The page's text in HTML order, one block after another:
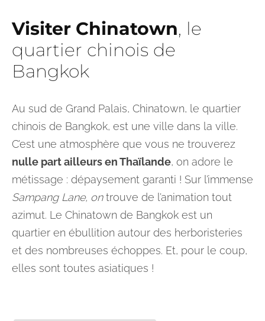
Visiter Chinatown, le
quartier chinois de
Bangkok
Au sud de Grand Palais, Chinatown, le quartier
chinois de Bangkok, est une ville dans la ville.
C’est une atmosphère que vous ne trouverez
nulle part ailleurs en Thaïlande, on adore le
métissage : dépaysement garanti ! Sur l’immense
Sampang Lane, ontrouve de l’animation tout
azimut. Le Chinatown de Bangkok est un
quartier en ébullition autour des herboristeries
et des nombreuses échoppes. Et, pour le coup,
elles sont toutes asiatiques !